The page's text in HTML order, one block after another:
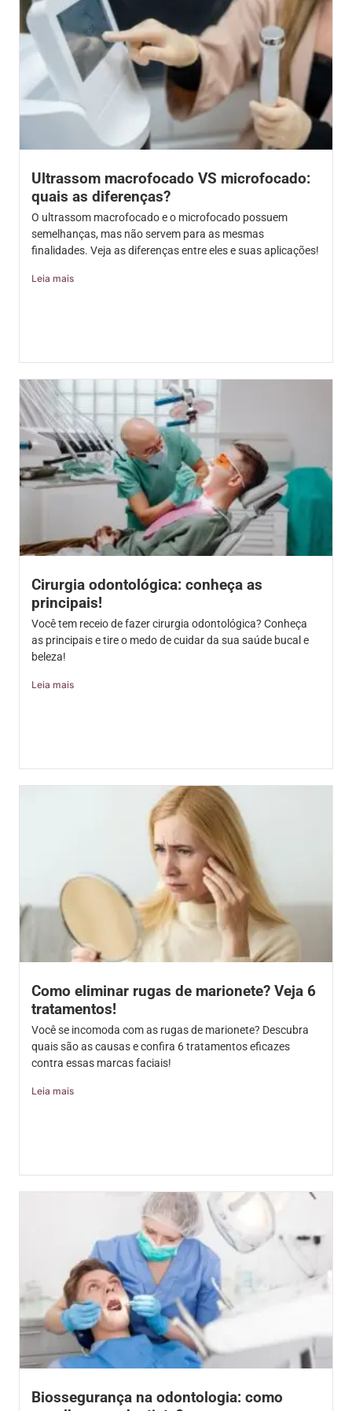
Ultrassom macrofocado VS microfocado:
quais as diferenças?
O ultrassom macrofocado e o microfocado possuem
semelhanças, mas não servem para as mesmas
finalidades. Veja as diferenças entre eles e suas aplicações!
Leia mais
Cirurgia odontológica: conheça as
principais!
Você tem receio de fazer cirurgia odontológica? Conheça
as principais e tire o medo de cuidar da sua saúde bucal e
beleza!
Leia mais
Como eliminar rugas de marionete? Veja 6
tratamentos!
Você se incomoda com as rugas de marionete? Descubra
quais são as causas e confira 6 tratamentos eficazes
contra essas marcas faciais!
Leia mais
Biossegurança na odontologia: como